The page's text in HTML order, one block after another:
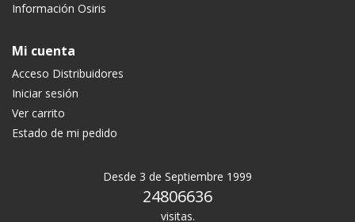
Información Osiris
Mi cuenta
Acceso Distribuidores
Iniciar sesión
Ver carrito
Estado de mi pedido
Desde 3 de Septiembre 1999
24806636
visitas.